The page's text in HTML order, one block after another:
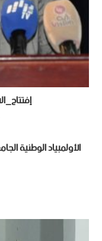
الأولمبياد الوطنية